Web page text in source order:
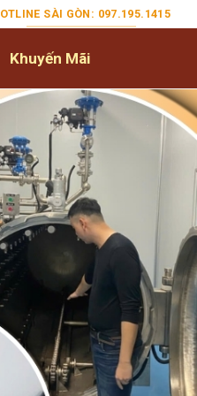
SÀI GÒN: 097.195.1415
Khuyến Mãi